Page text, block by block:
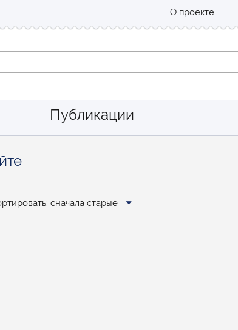
О проекте
Публикации
сначала старые